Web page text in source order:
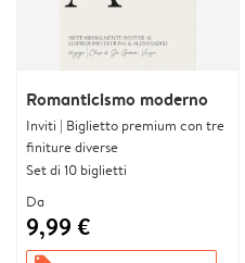
Romanticismo moderno
Inviti | Biglietto premium con tre
finiture diverse
Set di 10 biglietti
Da
9,99 €